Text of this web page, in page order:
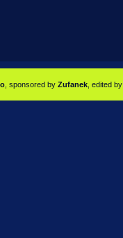
, sponsored by Zufanek , edited by